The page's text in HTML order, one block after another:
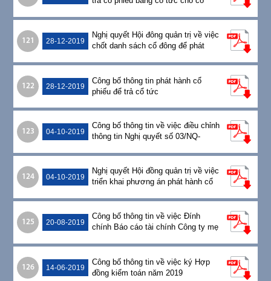
121 28-12-2019
Nghị quyết Hội đông quản trị về việc
chốt danh sách cổ đông để phát
122 28-12-2019
Công bố thông tin phát hành cổ
phiếu để trả cổ tức
123 04-10-2019
Công bố thông tin về việc điều chỉnh
thông tin Nghị quyết số 03/NQ-
124 04-10-2019
Nghị quyết Hội đồng quản trị về việc
triển khai phương án phát hành cổ
125 20-08-2019
Công bố thông tin về việc Đính
chính Báo cáo tài chính Công ty mẹ
126 14-06-2019
Công bố thông tin về việc ký Hợp
đồng kiểm toán năm 2019